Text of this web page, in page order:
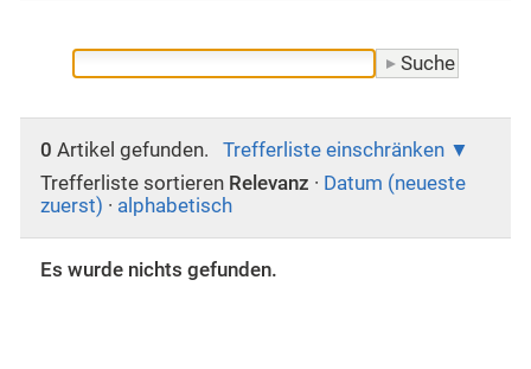
0 Artikel gefunden.
Trefferliste einschränken
Trefferliste sortieren Relevanz · Datum (neueste
zuerst) · alphabetisch
Es wurde nichts gefunden.